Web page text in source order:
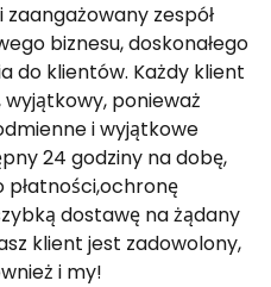
zaangażowany zespół
biznesu, doskonałego
do klientów. Każdy klient
ponieważ
i wyjątkowe
24 godziny na dobę,
dostawę na żądany
klient jest zadowolony,
i my!